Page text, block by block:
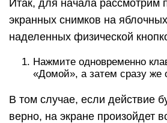
Итак, для начала рассмотрим
экранных снимков на
наделенных физической
Нажмите одновременно
«Домой», а затем сразу же
В том случае, если действие
верно, на экране произойдет